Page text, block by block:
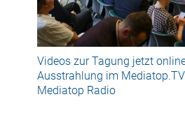
Videos zur Tagung jetzt
Ausstrahlung im
Mediatop Radio